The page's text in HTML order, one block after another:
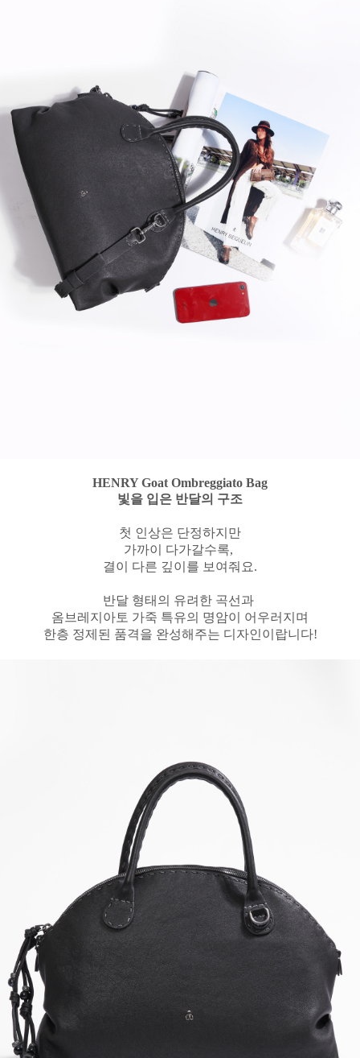
HENRY Goat Ombreggiato Bag
빛을 입은 반달의 구조
첫 인상은 단정하지만
가까이 다가갈수록,
결이 다른 깊이를 보여줘요.
반달 형태의 유려한 곡선과
옴브레지아토 가죽 특유의 명암이 어우러지며
한층 정제된 품격을 완성해주는 디자인이랍니다!